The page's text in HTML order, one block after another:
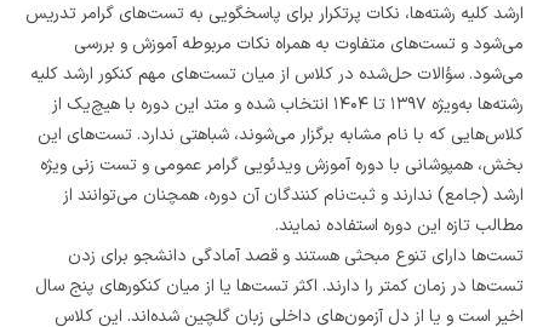
ارشد کلیه رشته‌ها، نکات پرتکرار برای پاسخگویی به تست‌های گرامر تدریس
می‌شود و تست‌های متفاوت به همراه نکات مربوطه آموزش و بررسی
می‌شود. سؤالات حل‌شده در کلاس از میان تست‌های مهم کنکور ارشد کلیه‌
رشته‌ها به‌ویژه ۱۳۹۷ تا ۱۴۰۴ انتخاب شده و متد این دوره با هیچ‌یک از
کلاس‌هایی که با نام مشابه برگزار می‌شوند، شباهتی ندارد. تست‌های این
بخش، همپوشانی با دوره آموزش ویدئویی گرامر عمومی و تست زنی ویژه
ارشد (جامع) ندارند و ثبت‌نام کنندگان آن دوره، همچنان می‌توانند از
مطالب تازه این دوره استفاده نمایند.
تست‌ها دارای تنوع مبحثی هستند و قصد آمادگی دانشجو برای زدن
تست‌ها در زمان کمتر را دارند. اکثر تست‌ها یا از میان کنکورهای پنج سال
اخیر است و یا از دل آزمون‌های داخلی زبان گلچین شده‌اند. این کلاس